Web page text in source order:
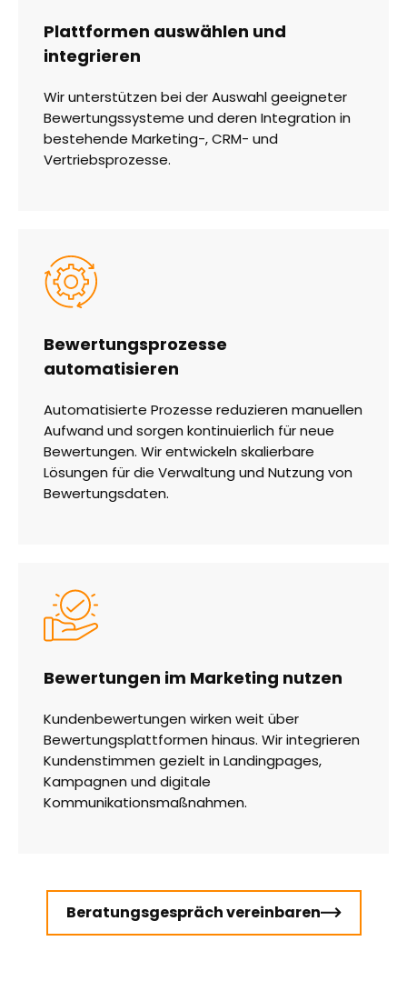
Plattformen auswählen und
integrieren
Wir unterstützen bei der Auswahl geeigneter
Bewertungssysteme und deren Integration in
bestehende Marketing-, CRM- und
Vertriebsprozesse.
Bewertungsprozesse
automatisieren
Automatisierte Prozesse reduzieren manuellen
Aufwand und sorgen kontinuierlich für neue
Bewertungen. Wir entwickeln skalierbare
Lösungen für die Verwaltung und Nutzung von
Bewertungsdaten.
Bewertungen im Marketing nutzen
Kundenbewertungen wirken weit über
Bewertungsplattformen hinaus. Wir integrieren
Kundenstimmen gezielt in Landingpages,
Kampagnen und digitale
Kommunikationsmaßnahmen.
Beratungsgespräch vereinbaren